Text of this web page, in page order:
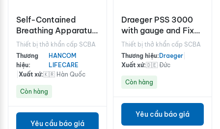
Self-Contained
Breathing Apparatus
SCA680
Thiết bị thở khẩn cấp SCBA
Thương
hiệu:
HANCOM
LIFECARE
Xuất xứ:🇰🇷 Hàn Quốc
Còn hàng
Yêu cầu báo giá
Draeger PSS 3000
with gauge and Fixed
LDV
Thiết bị thở khẩn cấp SCBA
Thương hiệu: Draeger
Xuất xứ:🇩🇪 Đức
Còn hàng
Yêu cầu báo giá